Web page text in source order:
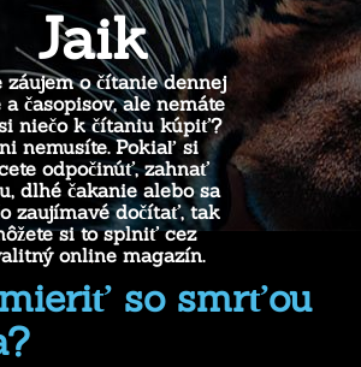
Jaik
záujem o čítanie dennej
a časopisov, ale nemáte
niečo k čítaniu kúpiť?
nemusíte. Pokiaľ si
odpočinúť, zahnať
dlhé čakanie alebo sa
zaujímavé dočítať, tak
si to splniť cez
online magazín.
so smrťou